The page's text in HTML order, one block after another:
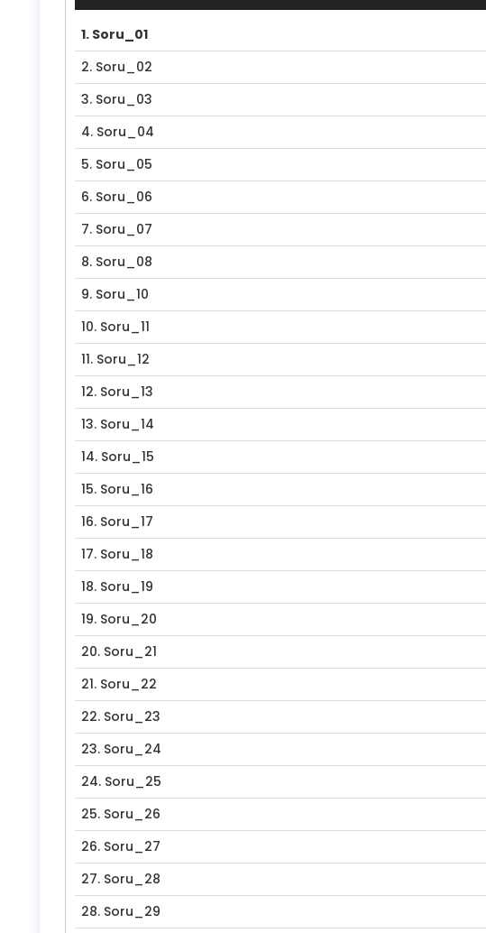
1. Soru_01
2. Soru_02
3. Soru_03
4. Soru_04
5. Soru_05
6. Soru_06
7. Soru_07
8. Soru_08
9. Soru_10
10. Soru_11
11. Soru_12
12. Soru_13
13. Soru_14
14. Soru_15
15. Soru_16
16. Soru_17
17. Soru_18
18. Soru_19
19. Soru_20
20. Soru_21
21. Soru_22
22. Soru_23
23. Soru_24
24. Soru_25
25. Soru_26
26. Soru_27
27. Soru_28
28. Soru_29